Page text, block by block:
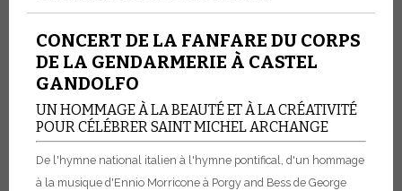
CONCERT DE LA FANFARE DU CORPS
DE LA GENDARMERIE À CASTEL
GANDOLFO
UN HOMMAGE À LA BEAUTÉ ET À LA CRÉATIVITÉ
POUR CÉLÉBRER SAINT MICHEL ARCHANGE
De l'hymne national italien à l'hymne pontifical, d'un hommage
à la musique d'Ennio Morricone à Porgy and Bess de George